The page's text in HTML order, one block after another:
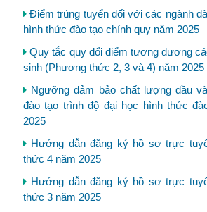
Điểm trúng tuyển đối với các ngành
hình thức đào tạo chính quy năm 2025
Quy tắc quy đổi điểm tương đương
sinh (Phương thức 2, 3 và 4) năm 2025
Ngưỡng đảm bảo chất lượng đầu
đào tạo trình độ đại học hình thức
2025
Hướng dẫn đăng ký hồ sơ trực
thức 4 năm 2025
Hướng dẫn đăng ký hồ sơ trực
thức 3 năm 2025